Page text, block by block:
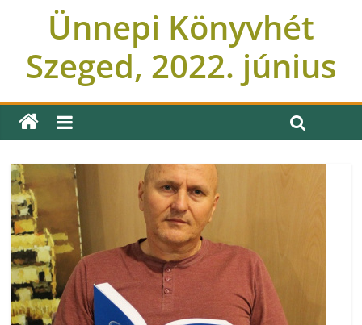
Ünnepi Könyvhét
Szeged, 2022. június